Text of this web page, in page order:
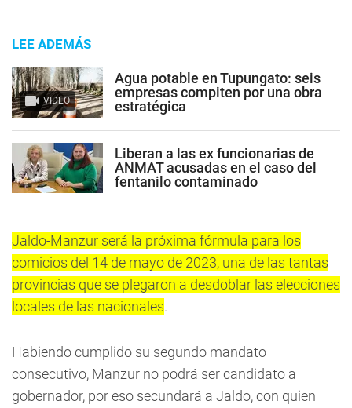
LEE ADEMÁS
VIDEO
Agua potable en Tupungato: seis
empresas compiten por una obra
estratégica
Liberan a las ex funcionarias de
ANMAT acusadas en el caso del
fentanilo contaminado
Jaldo-Manzur será la próxima fórmula para los
comicios del 14 de mayo de 2023, una de las tantas
provincias que se plegaron a desdoblar las elecciones
locales de las nacionales.
Habiendo cumplido su segundo mandato
consecutivo, Manzur no podrá ser candidato a
gobernador, por eso secundará a Jaldo, con quien